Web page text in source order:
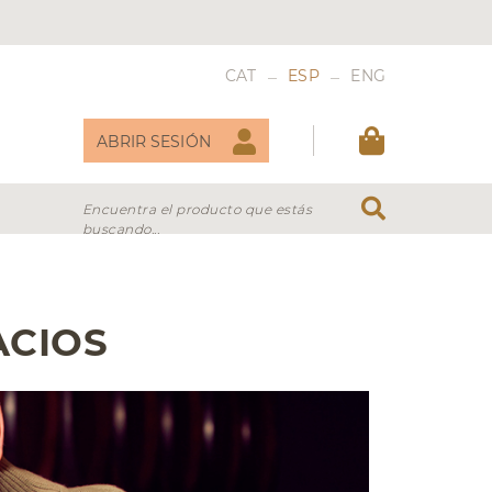
CAT ESP ENG
ABRIR SESIÓN
Encuentra el producto que estás
buscando...